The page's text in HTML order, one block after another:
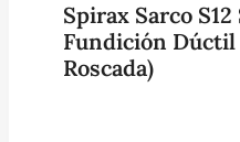
Spirax Sarco
Fundición
Roscada)